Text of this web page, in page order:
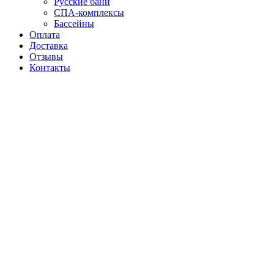
СПА-комплексы
Бассейны
Оплата
Доставка
Отзывы
Контакты